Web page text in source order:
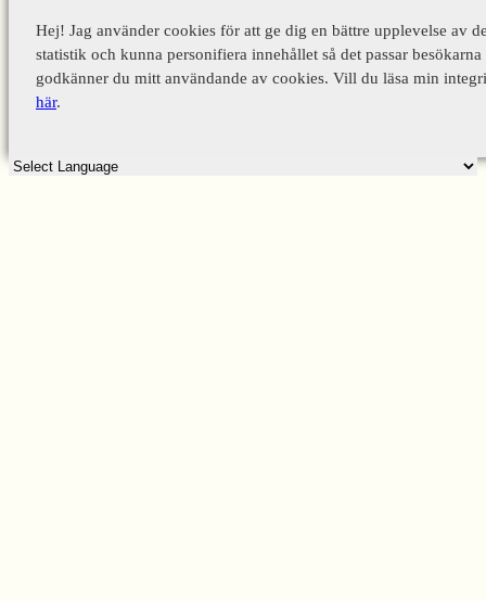
Hej! Jag använder cookies för att ge dig en bättre upplevelse av
statistik och kunna personifiera innehållet så det passar
godkänner du mitt användande av cookies. Vill du läsa min
här.